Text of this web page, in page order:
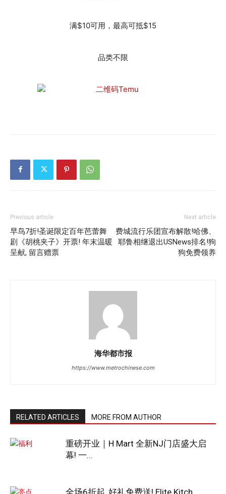
满$10可用，最高可抵$15
品类不限
Previous article
早鸟7折!圣诞限定百年芭蕾舞
剧《胡桃夹子》开票! 年末温暖
呈献, 留言赠票
Next article
费城流行乐团宣布解散!哈佛、
耶鲁相继退出USNews排名!狗
狗免费领养
海华都市报
https://www.metrochinese.com
RELATED ARTICLES MORE FROM AUTHOR
重磅开业｜H Mart 全新NJ门店盛大启
幕! 一...
全场6折起, 好礼免费送! Elite Kitch...